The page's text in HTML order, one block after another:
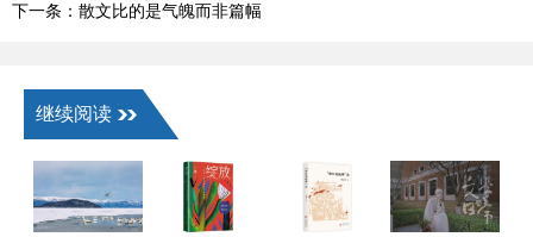
下一条：散文比的是气魄而非篇幅
继续阅读